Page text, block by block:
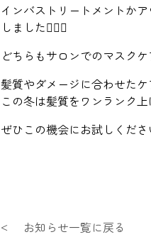
インバストリートメントか
しました💁🏼‍♀️
どちらもサロンでのマスク
髪質やダメージに合わせた
この冬は髪質をワンランク
ぜひこの機会にお試しくださ
お知らせ一覧に戻る